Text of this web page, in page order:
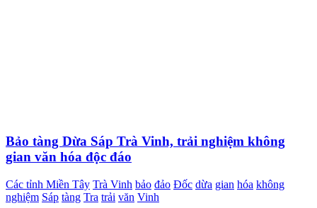
Bảo tàng Dừa Sáp Trà Vinh, trải nghiệm không
gian văn hóa độc đáo
Các tỉnh Miền Tây Trà Vinh bảo đảo Đốc dừa gian hóa không
nghiệm Sáp tàng Tra trải văn Vinh